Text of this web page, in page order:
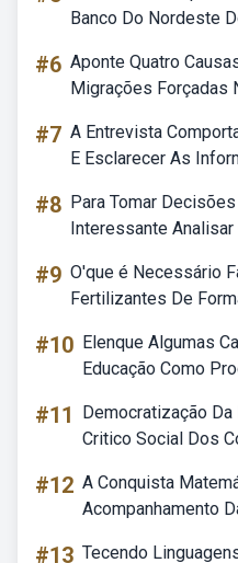
Banco Do Nordeste
#6 Aponte Quatro
Migrações Forçadas
#7 A Entrevista
E Esclarecer As
#8 Para Tomar
Interessante
#9 O'que é Necessário
Fertilizantes De
#10 Elenque Algumas
Educação Como
#11
Democratização
Critico Social Dos
#12 A Conquista
Acompanhamento
#13 Tecendo